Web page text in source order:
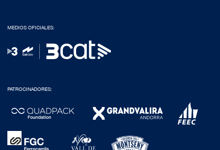
MEDIOS OFICIALES:
PATROCINADORES: